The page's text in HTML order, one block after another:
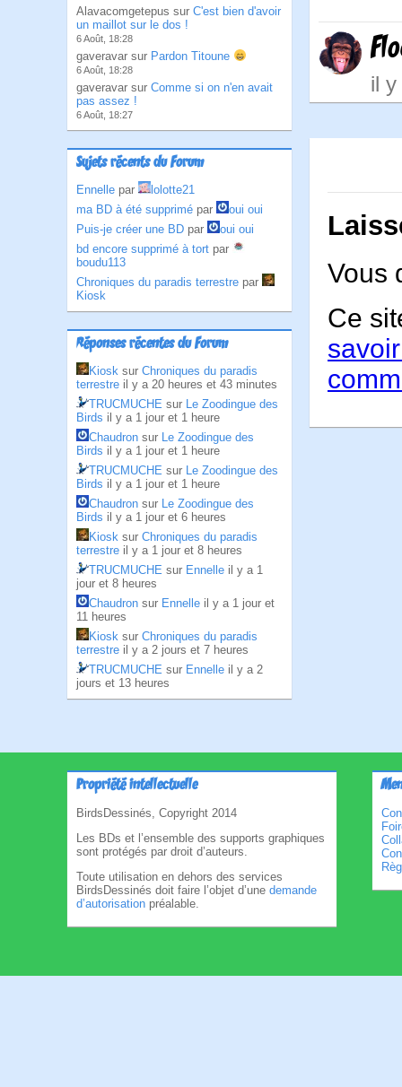
Alavacomgetepus sur C'est bien d'avoir
un maillot sur le dos !
6 Août, 18:28
gaveravar sur Pardon Titoune
6 Août, 18:28
gaveravar sur Comme si on n'en avait
pas assez !
6 Août, 18:27
Sujets récents du Forum
Ennelle par
lolotte21
ma BD à été supprimé par
oui oui
Puis-je créer une BD par
oui oui
bd encore supprimé à tort par
boudu113
Chroniques du paradis terrestre par
Kiosk
Réponses récentes du Forum
Kiosk sur Chroniques du paradis
terrestre il y a 20 heures et 43 minutes
TRUCMUCHE sur Le Zoodingue des
Birds il y a 1 jour et 1 heure
Chaudron sur Le Zoodingue des
Birds il y a 1 jour et 1 heure
TRUCMUCHE sur Le Zoodingue des
Birds il y a 1 jour et 1 heure
Chaudron sur Le Zoodingue des
Birds il y a 1 jour et 6 heures
Kiosk sur Chroniques du paradis
terrestre il y a 1 jour et 8 heures
TRUCMUCHE sur Ennelle il y a 1
jour et 8 heures
Chaudron sur Ennelle il y a 1 jour et
11 heures
Kiosk sur Chroniques du paradis
terrestre il y a 2 jours et 7 heures
TRUCMUCHE sur Ennelle il y a 2
jours et 13 heures
il y
Vous
Ce
Propriété intellectuelle
BirdsDessinés, Copyright 2014
Les BDs et l’ensemble des supports graphiques
sont protégés par droit d’auteurs.
Toute utilisation en dehors des services
BirdsDessinés doit faire l’objet d’une demande
d’autorisation préalable.